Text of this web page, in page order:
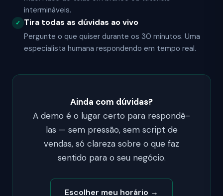
intermináveis.
✓ Tira todas as dúvidas ao vivo
Pergunte o que quiser durante os 30 minutos. Uma
especialista humana respondendo em tempo real.
Ainda com dúvidas?
A demo é o lugar certo para respondê-
las — sem pressão, sem script de
vendas, só clareza sobre o que faz
sentido para o seu negócio.
Escolher meu horário →